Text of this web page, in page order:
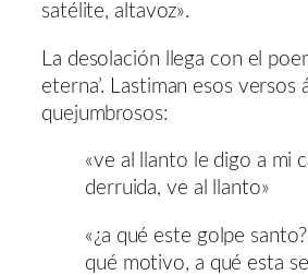
satélite, altavoz».
La desolación llega con el
eterna’. Lastiman esos versos
quejumbrosos:
«ve al llanto le digo a mi
derruida, ve al llanto»
«¿a qué este golpe
qué motivo, a qué esta